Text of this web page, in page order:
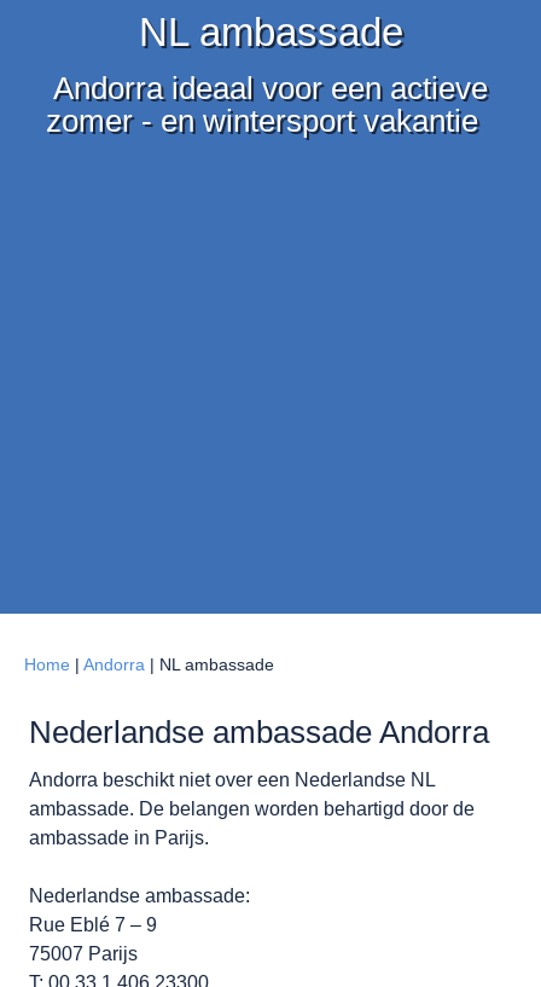
NL ambassade
Andorra ideaal voor een actieve
zomer - en wintersport vakantie
Home | Andorra | NL ambassade
Nederlandse ambassade Andorra
Andorra beschikt niet over een Nederlandse NL
ambassade. De belangen worden behartigd door de
ambassade in Parijs.
Nederlandse ambassade:
Rue Eblé 7 – 9
75007 Parijs
T: 00 33 1 406 23300